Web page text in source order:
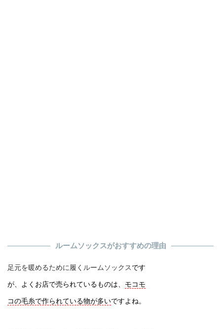
ルームソックスがおすすめの理由
足元を暖めるために履くルームソックスです
が、よくお店で売られているものは、 モコモ
コの毛糸で作られている物が多いですよね。